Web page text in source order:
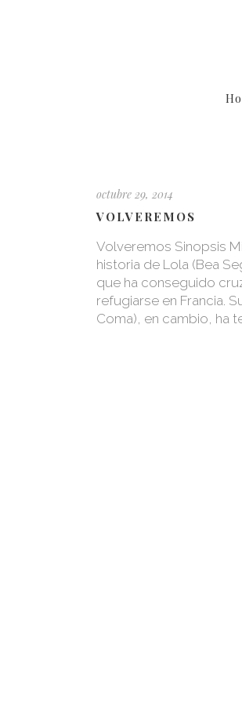
octubre 29, 2014
VOLVEREMOS
Volveremos Sinopsis
historia de Lola (Bea
que ha conseguido
refugiarse en Francia.
Coma), en cambio, ha